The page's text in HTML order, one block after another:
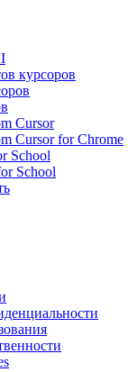
курсоров
Cursor
Cursor for Chrome
School
School